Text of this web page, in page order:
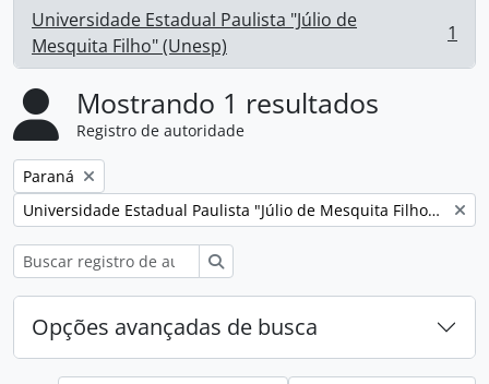
Universidade Estadual Paulista "Júlio de
Mesquita Filho" (Unesp)
, 1 resultados 1
Mostrando 1 resultados
Registro de autoridade
Remover filtro:
Paraná
Remover filtro:
Universidade Estadual Paulista "Júlio de Mesquita Filho" (Unesp)
Opções avançadas de busca